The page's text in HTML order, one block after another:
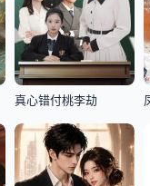
真心错付桃李劫